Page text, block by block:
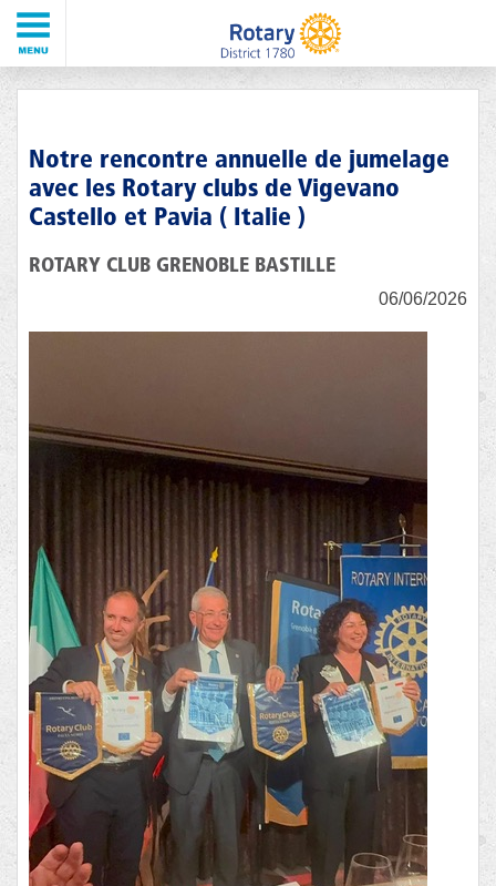
Notre rencontre annuelle de jumelage
avec les Rotary clubs de Vigevano
Castello et Pavia ( Italie )
ROTARY CLUB GRENOBLE BASTILLE
06/06/2026